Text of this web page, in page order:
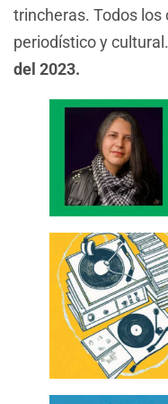
trincheras. Todos
periodístico y
del 2023.